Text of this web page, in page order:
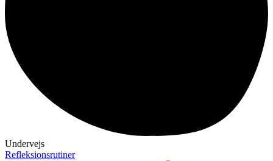
Undervejs
Refleksionsrutiner